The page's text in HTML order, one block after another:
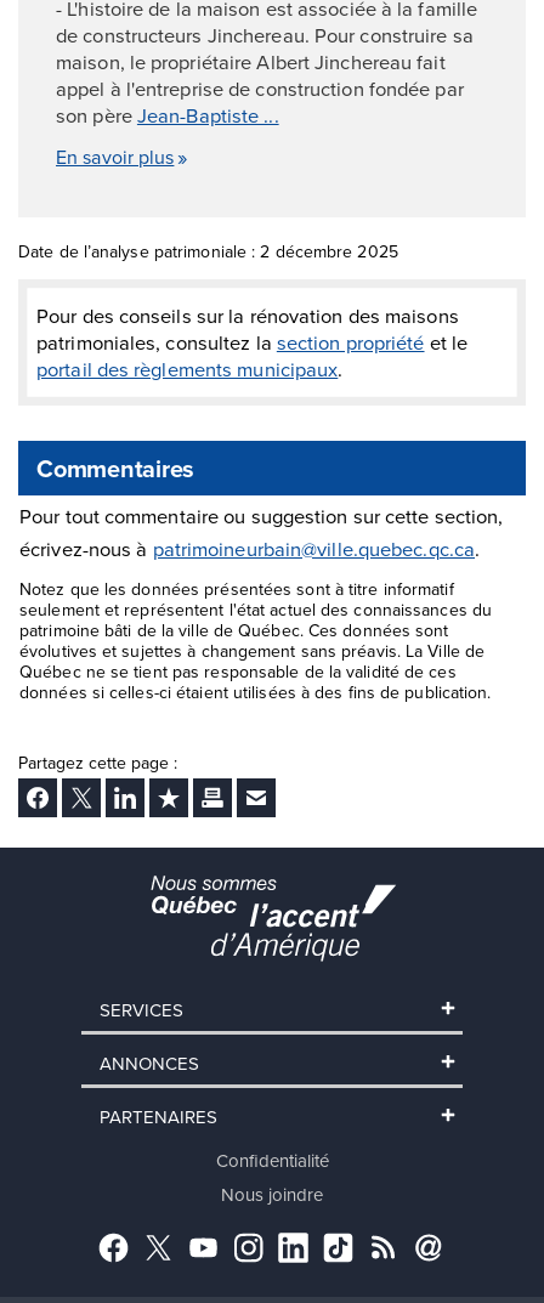
- L'histoire de la maison est associée à la famille
de constructeurs Jinchereau. Pour construire sa
maison, le propriétaire Albert Jinchereau fait
appel à l'entreprise de construction fondée par
son pèreJean-Baptiste ...
En savoir plus
Date de l’analyse patrimoniale : 2 décembre 2025
Pour des conseils sur la rénovation des maisons
patrimoniales, consultez la section propriété et le
portail des règlements municipaux.
Commentaires
Pour tout commentaire ou suggestion sur cette section,
écrivez-nous à patrimoineurbain@ville.quebec.qc.ca.
Notez que les données présentées sont à titre informatif
seulement et représentent l'état actuel des connaissances du
patrimoine bâti de la ville de Québec. Ces données sont
évolutives et sujettes à changement sans préavis. La Ville de
Québec ne se tient pas responsable de la validité de ces
données si celles-ci étaient utilisées à des fins de publication.
Partagez cette page :
Facebook
Twitter LinkedInAjouter aux favoris
ImprimerEnvoyer Ã un ami
SERVICES
ANNONCES
PARTENAIRES
Confidentialité
Nous joindre
Facebook
TwitterYouTubeInstagram
LinkedInTikTokRSS Abonnement